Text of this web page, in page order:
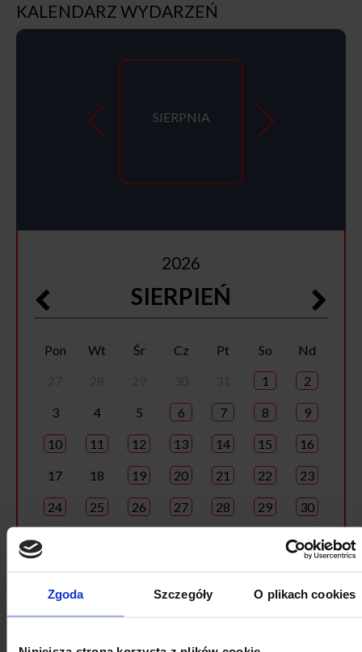
Zgoda Szczegóły O plikach cookies
KALENDARZ WYDARZEŃ
SIERPNIA
2026
SIERPIEŃ
Pon Wt Śr Cz Pt So
Nd
1 2
3 4 5 6 7 8 9
10 11 12 13 14 15 16
17 18 19 20 21 22 23
24 25 26 27 28 29 30
6